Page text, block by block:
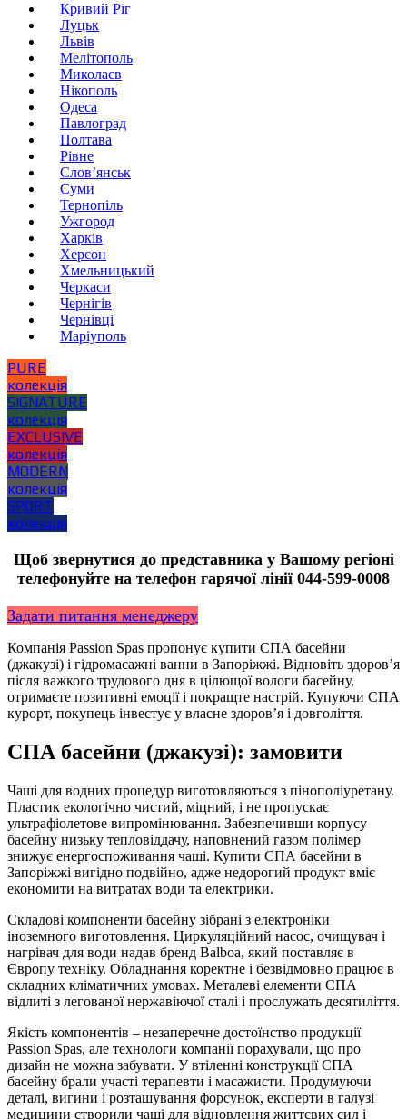
Кривий Ріг
Луцьк
Львів
Мелітополь
Миколаєв
Нікополь
Одеса
Павлоград
Полтава
Рівне
Слов’янськ
Суми
Тернопіль
Ужгород
Харків
Херсон
Хмельницький
Черкаси
Чернігів
Чернівці
Маріуполь
PURE
колекція
SIGNATURE
колекція
EXCLUSIVE
колекція
MODERN
колекція
SPORT
колекція
Щоб звернутися до представника у Вашому регіоні
телефонуйте на телефон гарячої лінії 044-599-0008
Задати питання менеджеру
Компанія Passion Spas пропонує купити СПА басейни
(джакузі) і гідромасажні ванни в Запоріжжі. Відновіть здоров’я
після важкого трудового дня в цілющої вологи басейну,
отримаєте позитивні емоції і покращте настрій. Купуючи СПА
курорт, покупець інвестує у власне здоров’я і довголіття.
СПА басейни (джакузі): замовити
Чаші для водних процедур виготовляються з пінополіуретану.
Пластик екологічно чистий, міцний, і не пропускає
ультрафіолетове випромінювання. Забезпечивши корпусу
басейну низьку тепловіддачу, наповнений газом полімер
знижує енергоспоживання чаші. Купити СПА басейни в
Запоріжжі вигідно подвійно, адже недорогий продукт вміє
економити на витратах води та електрики.
Складові компоненти басейну зібрані з електроніки
іноземного виготовлення. Циркуляційний насос, очищувач і
нагрівач для води надав бренд Balboa, який поставляє в
Європу техніку. Обладнання коректне і безвідмовно працює в
складних кліматичних умовах. Металеві елементи СПА
відлиті з легованої нержавіючої сталі і прослужать десятиліття.
Якість компонентів – незаперечне достоїнство продукції
Passion Spas, але технологи компанії порахували, що про
дизайн не можна забувати. У втіленні конструкції СПА
басейну брали участі терапевти і масажисти. Продумуючи
деталі, вигини і розташування форсунок, експерти в галузі
медицини створили чаші для відновлення життєвих сил і